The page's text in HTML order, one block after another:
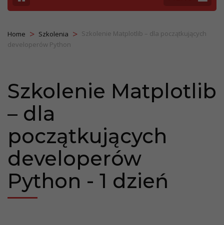
Home > Szkolenia > Szkolenie Matplotlib – dla początkujących
developerów Python
Szkolenie Matplotlib
– dla
początkujących
developerów
Python - 1 dzień